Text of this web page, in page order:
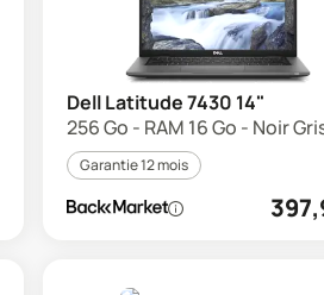
Dell Latitude 7430 14"
256 Go - RAM 16 Go - Noir
Garantie 12 mois